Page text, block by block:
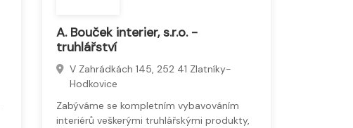
A. Bouček interier, s.r.o. -
truhlářství
V Zahrádkách 145, 252 41 Zlatníky-
Hodkovice
Zabýváme se kompletním vybavováním
interiérů veškerými truhlářskými produkty,